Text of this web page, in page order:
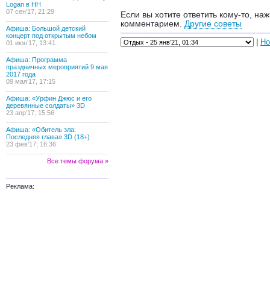
Logan в НН
07 сен’17, 21:29
Афиша: Большой детский
концерт под открытым небом
01 июн’17, 13:41
Афиша: Программа
праздничных мероприятий 9 мая
2017 года
09 мая’17, 17:15
Афиша: «Урфин Джюс и его
деревянные солдаты» 3D
23 апр’17, 15:56
Афиша: «Обитель зла:
Последняя глава» 3D (18+)
23 фев’17, 16:36
Все темы форума »
Реклама:
Если вы хотите ответить кому-то,
комментарием. Другие советы